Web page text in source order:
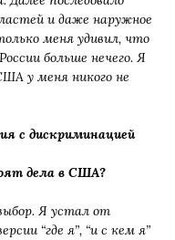
и даже наружное
меня удивил, что
больше нечего. Я
у меня никого не
с дискриминацией
дела в США?
Я устал от
“где я”, “и с кем я”